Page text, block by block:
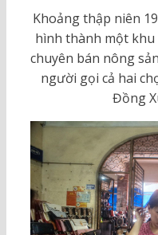
Khoảng thập niên
hình thành một khu
chuyên bán nông
người gọi cả hai
Đồng